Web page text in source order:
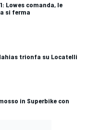
Lowes comanda, le
si ferma
trionfa su Locatelli
in Superbike con